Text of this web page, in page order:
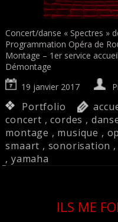
Concert/danse « Spectres »
Programmation Opéra de
Montage – 1er service
Démontage
19 janvier 2017
Portfolio
concert ,cordes ,
montage , musique ,
smaart , sonorisation ,
,yamaha
ILS ME